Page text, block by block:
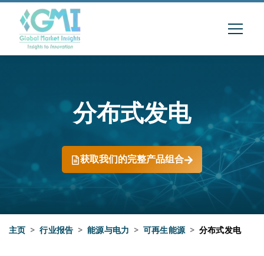
分布式发电
获取我们的完整产品组合
主页 > 行业报告 > 能源与电力 > 可再生能源 > 分布式发电